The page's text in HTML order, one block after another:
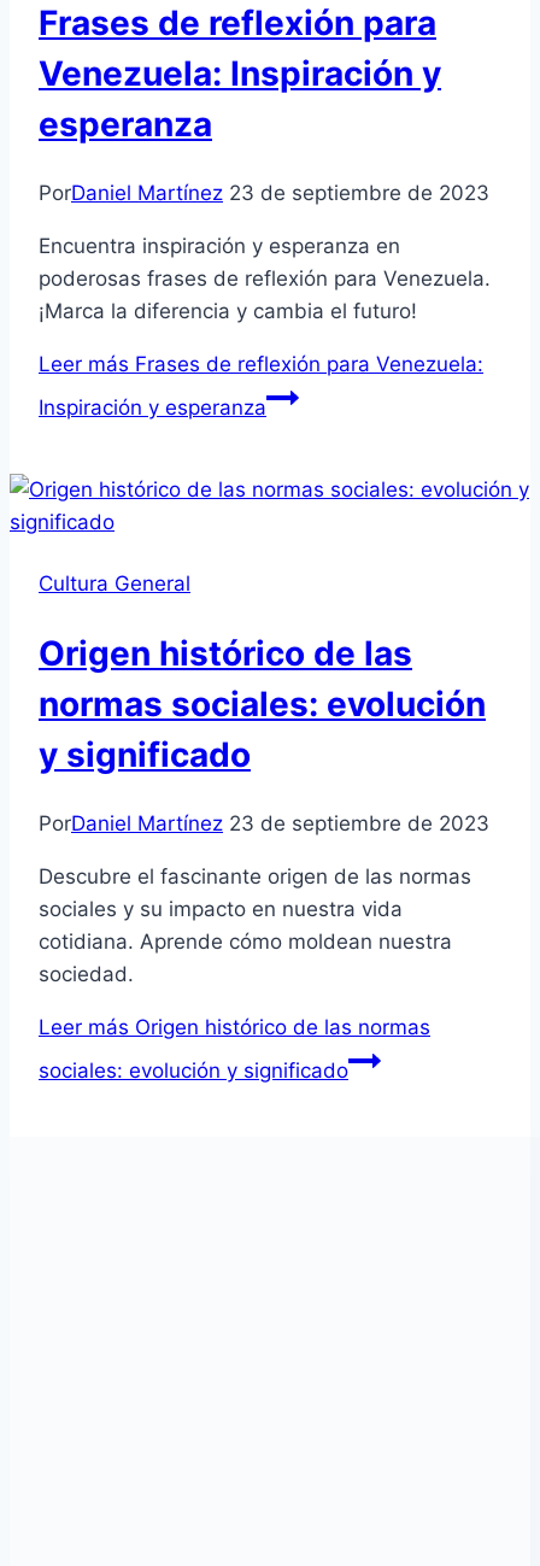
Frases de reflexión para
Venezuela: Inspiración y
esperanza
PorDaniel Martínez 23 de septiembre de 2023
Encuentra inspiración y esperanza en
poderosas frases de reflexión para Venezuela.
¡Marca la diferencia y cambia el futuro!
Leer más Frases de reflexión para Venezuela:
Inspiración y esperanza
Cultura General
Origen histórico de las
normas sociales: evolución
y significado
PorDaniel Martínez 23 de septiembre de 2023
Descubre el fascinante origen de las normas
sociales y su impacto en nuestra vida
cotidiana. Aprende cómo moldean nuestra
sociedad.
Leer más Origen histórico de las normas
sociales: evolución y significado